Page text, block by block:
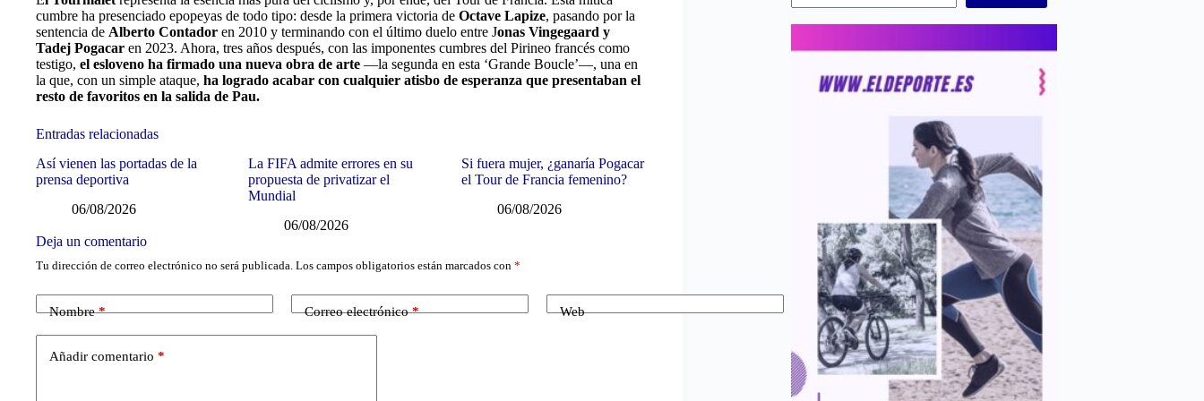
cumbre ha presenciado epopeyas de todo tipo: desde la primera victoria de Octave Lapize, pasando por la
sentencia de Alberto Contador en 2010 y terminando con el último duelo entre Jonas Vingegaard y
Tadej Pogacar en 2023. Ahora, tres años después, con las imponentes cumbres del Pirineo francés como
testigo, el esloveno ha firmado una nueva obra de arte —la segunda en esta ‘Grande Boucle’—, una en
la que, con un simple ataque, ha logrado acabar con cualquier atisbo de esperanza que presentaban el
resto de favoritos en la salida de Pau.
Entradas relacionadas
Así vienen las portadas de la
prensa deportiva
06/08/2026
La FIFA admite errores en su
propuesta de privatizar el
Mundial
06/08/2026
Si fuera mujer, ¿ganaría Pogacar
el Tour de Francia femenino?
06/08/2026
Deja un comentario
Tu dirección de correo electrónico no será publicada. Los campos obligatorios están marcados con *
Nombre* Correo electrónico* Web
Añadir comentario *